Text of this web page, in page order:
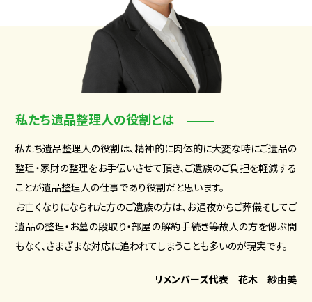
私たち遺品整理人の役割とは
私たち遺品整理人の役割は、精神的に肉体的に大変な時にご遺品の
整理・家財の整理をお手伝いさせて頂き、ご遺族のご負担を軽減する
ことが遺品整理人の仕事であり役割だと思います。
お亡くなりになられた方のご遺族の方は、お通夜からご葬儀そしてご
遺品の整理・お墓の段取り・部屋の解約手続き等故人の方を偲ぶ間
もなく、さまざまな対応に追われてしまうことも多いのが現実です。
リメンバーズ代表 花木 紗由美